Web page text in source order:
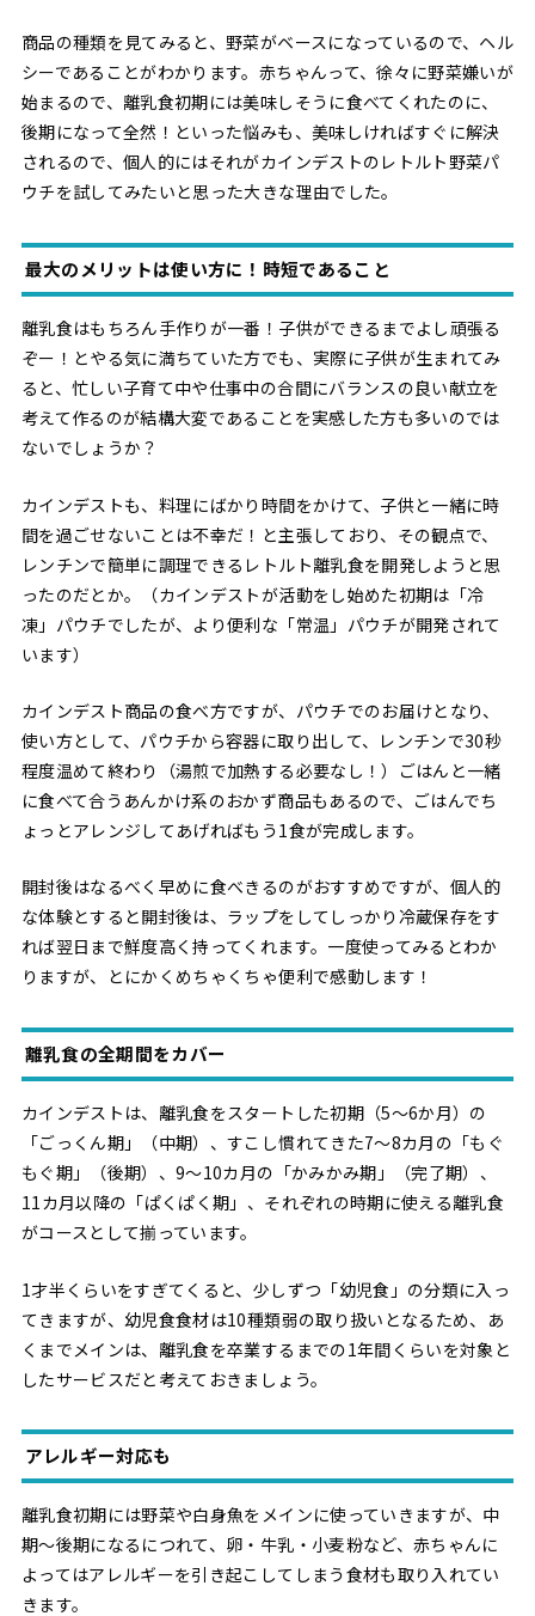
商品の種類を見てみると、野菜がベースになっているので、ヘル
シーであることがわかります。赤ちゃんって、徐々に野菜嫌いが
始まるので、離乳食初期には美味しそうに食べてくれたのに、
後期になって全然！といった悩みも、美味しければすぐに解決
されるので、個人的にはそれがカインデストのレトルト野菜パ
ウチを試してみたいと思った大きな理由でした。
最大のメリットは使い方に！時短であること
離乳食はもちろん手作りが一番！子供ができるまでよし頑張る
ぞー！とやる気に満ちていた方でも、実際に子供が生まれてみ
ると、忙しい子育て中や仕事中の合間にバランスの良い献立を
考えて作るのが結構大変であることを実感した方も多いのでは
ないでしょうか？
カインデストも、料理にばかり時間をかけて、子供と一緒に時
間を過ごせないことは不幸だ！と主張しており、その観点で、
レンチンで簡単に調理できるレトルト離乳食を開発しようと思
ったのだとか。（カインデストが活動をし始めた初期は「冷
凍」パウチでしたが、より便利な「常温」パウチが開発されて
います）
カインデスト商品の食べ方ですが、パウチでのお届けとなり、
使い方として、パウチから容器に取り出して、レンチンで30秒
程度温めて終わり（湯煎で加熱する必要なし！）ごはんと一緒
に食べて合うあんかけ系のおかず商品もあるので、ごはんでち
ょっとアレンジしてあげればもう1食が完成します。
開封後はなるべく早めに食べきるのがおすすめですが、個人的
な体験とすると開封後は、ラップをしてしっかり冷蔵保存をす
れば翌日まで鮮度高く持ってくれます。一度使ってみるとわか
りますが、とにかくめちゃくちゃ便利で感動します！
離乳食の全期間をカバー
カインデストは、離乳食をスタートした初期（5〜6か月）の
「ごっくん期」（中期）、すこし慣れてきた7〜8カ月の「もぐ
もぐ期」（後期）、9〜10カ月の「かみかみ期」（完了期）、
11カ月以降の「ぱくぱく期」、それぞれの時期に使える離乳食
がコースとして揃っています。
1才半くらいをすぎてくると、少しずつ「幼児食」の分類に入っ
てきますが、幼児食食材は10種類弱の取り扱いとなるため、あ
くまでメインは、離乳食を卒業するまでの1年間くらいを対象と
したサービスだと考えておきましょう。
アレルギー対応も
離乳食初期には野菜や白身魚をメインに使っていきますが、中
期〜後期になるにつれて、卵・牛乳・小麦粉など、赤ちゃんに
よってはアレルギーを引き起こしてしまう食材も取り入れてい
きます。